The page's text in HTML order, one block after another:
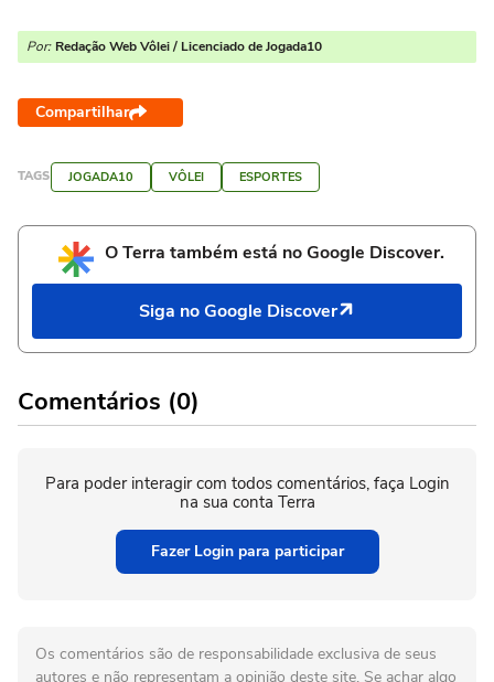
Por: Redação Web Vôlei / Licenciado de Jogada10
Compartilhar
TAGS JOGADA10 VÔLEI ESPORTES
O Terra também está no Google Discover.
Siga no Google Discover
Comentários (0)
Para poder interagir com todos comentários, faça Login
na sua conta Terra
Fazer Login para participar
Os comentários são de responsabilidade exclusiva de seus
autores e não representam a opinião deste site. Se achar algo